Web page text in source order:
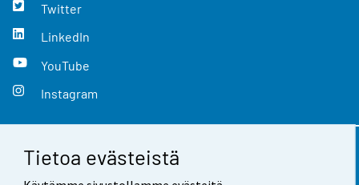
Tietoa evästeistä
Twitter
LinkedIn
YouTube
Instagram
Yhteystiedot